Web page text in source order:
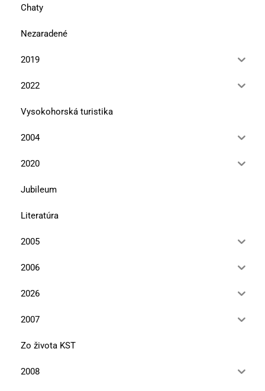
Chaty
Nezaradené
2019
2022
Vysokohorská turistika
2004
2020
Jubileum
Literatúra
2005
2006
2026
2007
Zo života KST
2008